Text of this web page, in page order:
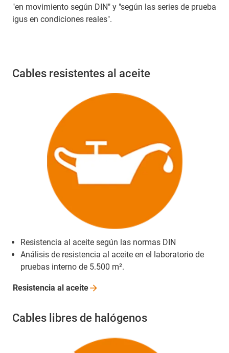
"en movimiento según DIN" y "según las series de prueba
igus en condiciones reales".
Cables resistentes al aceite
Resistencia al aceite según las normas DIN
Análisis de resistencia al aceite en el laboratorio de
pruebas interno de 5.500 m².
Resistencia al aceite
Cables libres de halógenos